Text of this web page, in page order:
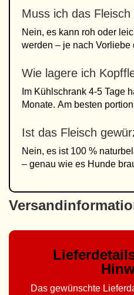
Muss ich das Fleisch
Nein, es kann roh oder
werden – je nach Vorliebe
Wie lagere ich
Im Kühlschrank 4-5 Tage
Monate. Am besten
Ist das Fleisch
Nein, es ist 100 %
– genau wie es Hunde
Das gewünschte